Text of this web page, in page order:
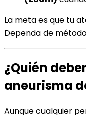
La meta es que tu
Dependa de
¿Quién
aneurisma
Aunque cualquier